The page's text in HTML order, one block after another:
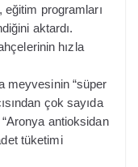
eğitim programları
aktardı.
hızla
meyvesinin “süper
çok sayıda
antioksidan
tüketimi